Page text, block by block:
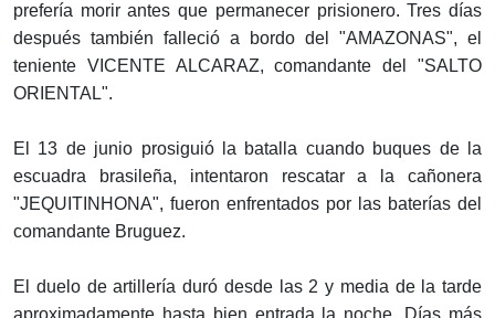
prefería morir antes que permanecer prisionero. Tres días
después también falleció a bordo del "AMAZONAS", el
teniente VICENTE ALCARAZ, comandante del "SALTO
ORIENTAL".
El 13 de junio prosiguió la batalla cuando buques de la
escuadra brasileña, intentaron rescatar a la cañonera
"JEQUITINHONA", fueron enfrentados por las baterías del
comandante Bruguez.
El duelo de artillería duró desde las 2 y media de la tarde